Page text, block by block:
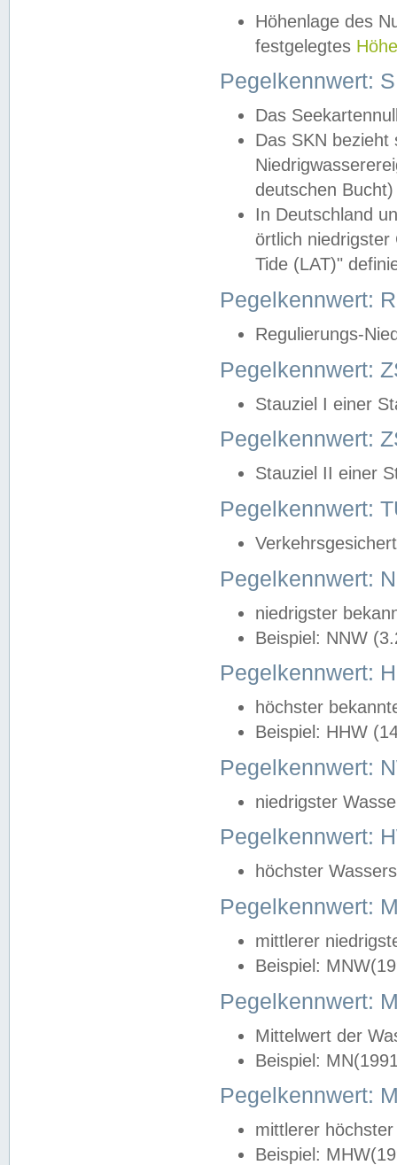
Höhenlage des
festgelegtes
Pegelkennwert:
Das
Das SKN
deutschen
In Deutschland
örtlich
Tide (LAT)"
Pegelkennwert:
Regulierungs-
Pegelkennwert:
Stauziel I einer
Pegelkennwert:
Stauziel II einer
Pegelkennwert:
Pegelkennwert:
niedrigster
Beispiel: NNW
Pegelkennwert:
höchster
Beispiel: HHW
Pegelkennwert:
niedrigster
Pegelkennwert:
höchster
Pegelkennwert:
mittlerer
Beispiel:
Pegelkennwert:
Mittelwert der
Beispiel:
Pegelkennwert:
mittlerer
Beispiel: